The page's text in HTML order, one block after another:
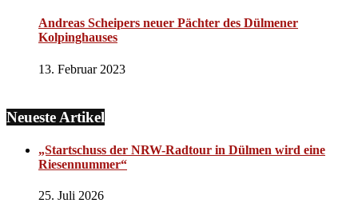
Andreas Scheipers neuer Pächter des Dülmener
Kolpinghauses
13. Februar 2023
Neueste Artikel
„Startschuss der NRW-Radtour in Dülmen wird eine
Riesennummer“
25. Juli 2026